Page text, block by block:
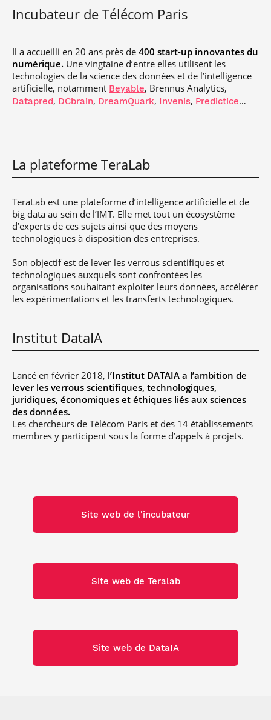
Incubateur de Télécom Paris
Il a accueilli en 20 ans près de 400 start-up innovantes du
numérique. Une vingtaine d’entre elles utilisent les
technologies de la science des données et de l’intelligence
artificielle, notamment Beyable, Brennus Analytics,
Datapred, DCbrain, DreamQuark, Invenis, Predictice…
La plateforme TeraLab
TeraLab est une plateforme d’intelligence artificielle et de
big data au sein de l’IMT. Elle met tout un écosystème
d’experts de ces sujets ainsi que des moyens
technologiques à disposition des entreprises.
Son objectif est de lever les verrous scientifiques et
technologiques auxquels sont confrontées les
organisations souhaitant exploiter leurs données, accélérer
les expérimentations et les transferts technologiques.
Institut DataIA
Lancé en février 2018, l’Institut DATAIA a l’ambition de
lever les verrous scientifiques, technologiques,
juridiques, économiques et éthiques liés aux sciences
des données.
Les chercheurs de Télécom Paris et des 14 établissements
membres y participent sous la forme d’appels à projets.
Site web de l'incubateur
Site web de Teralab
Site web de DataIA